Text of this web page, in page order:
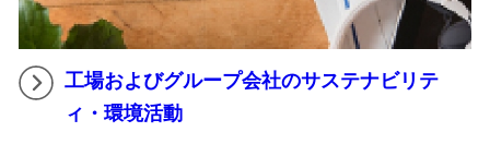
工場およびグループ会社のサステナビリテ
ィ・環境活動